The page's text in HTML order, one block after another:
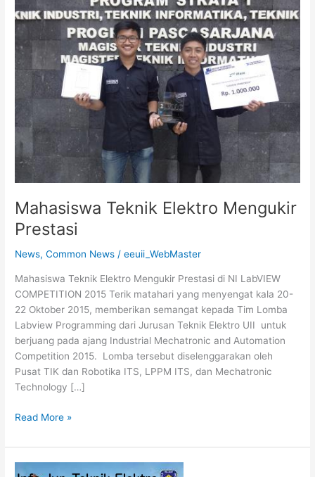
Mahasiswa Teknik Elektro Mengukir
Prestasi
News,Common News /eeuii_WebMaster
Mahasiswa Teknik Elektro Mengukir Prestasi di NI LabVIEW
COMPETITION 2015 Terik matahari yang menyengat kala 20-
22 Oktober 2015, memberikan semangat kepada Tim Lomba
Labview Programming dari Jurusan Teknik Elektro UII untuk
berjuang pada ajang Industrial Mechatronic and Automation
Competition 2015. Lomba tersebut diselenggarakan oleh
Pusat TIK dan Robotika ITS, LPPM ITS, dan Mechatronic
Technology […]
Elektro
Mengukir
Prestasi
Read More »